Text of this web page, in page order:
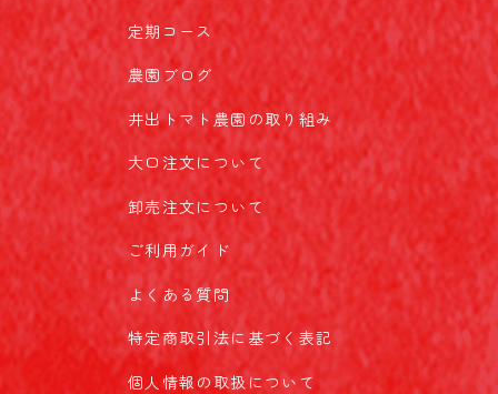
定期コース
農園ブログ
井出トマト農園の取り組み
大口注文について
卸売注文について
ご利用ガイド
よくある質問
特定商取引法に基づく表記
個人情報の取扱について